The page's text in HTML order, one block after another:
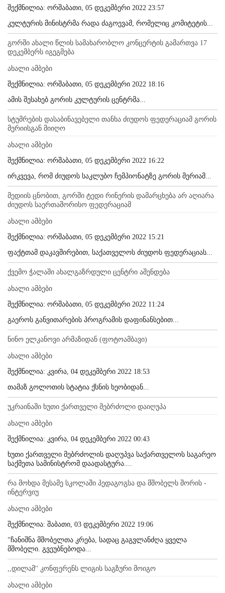
შექმნილია: ორშაბათი, 05 დეკემბერი 2022 23:57
კულტურის მინისტრმა რადა ძაგოევამ, რომელიც კომიტეტის...
გორში ახალი წლის სამახარობლო კონცერტის გამართვა 17
დეკემბერს იგეგმება
ახალი ამბები
შექმნილია: ორშაბათი, 05 დეკემბერი 2022 18:16
ამის შესახებ გორის კულტურის ცენტრმა...
სტუმრების დასაბინავებელი თანხა ძიუდოს ფედერაციამ გორის
მერიისგან მიიღო
ახალი ამბები
შექმნილია: ორშაბათი, 05 დეკემბერი 2022 16:22
ირკვევა, რომ ძიუდოს საკლუბო ჩემპიონატზე გორის მერიამ...
მედიის ცნობით, გორში ტედი რინერის დამარცხება არ აღიარა
ძიუდოს საერთაშორისო ფედერაციამ
ახალი ამბები
შექმნილია: ორშაბათი, 05 დეკემბერი 2022 15:21
ფაქტთამ დაკავშირებით, საქათველოს ძიუდოს ფედერაციას...
ქვემო ჭალაში ახალგაზრდული ცენტრი აშენდება
ახალი ამბები
შექმნილია: ორშაბათი, 05 დეკემბერი 2022 11:24
გაეროს განვითარების პროგრამის დაფინანსებით...
ნინო ელკანოვი არმაზიდან (ფოტოამბავი)
ახალი ამბები
შექმნილია: კვირა, 04 დეკემბერი 2022 18:53
თამაზ გოლოთის სტატია ქსნის ხეობიდან...
უკრაინაში ხუთი ქართველი მებრძოლი დაიღუპა
ახალი ამბები
შექმნილია: კვირა, 04 დეკემბერი 2022 00:43
ხუთი ქართველი მებრძოლის დაღუპვა საქართველოს საგარეო
საქმეთა სამინისტრომ დაადასტურა....
რა მოხდა მესამე სკოლაში პედაგოგსა და მშობელს შორის -
ინტერვიუ
ახალი ამბები
შექმნილია: შაბათი, 03 დეკემბერი 2022 19:06
"ჩანიშნა მშობელთა კრება, სადაც გაგვლანძღა ყველა
მშობელი. გვეუბნებოდა...
,,დილამ'' კონფერენს ლიგის საგზური მოიგო
ახალი ამბები